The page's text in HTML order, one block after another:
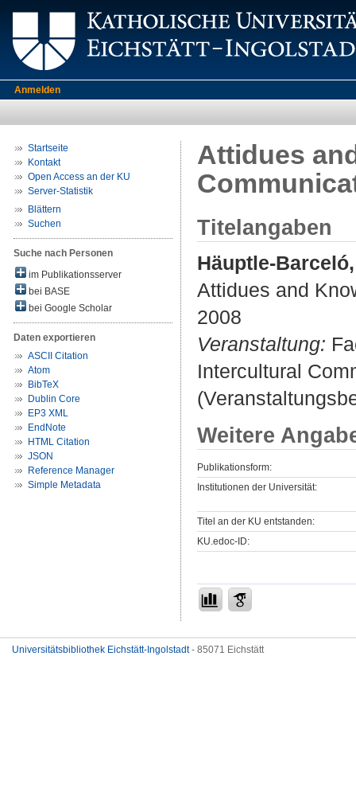
Anmelden
Startseite
Kontakt
Open Access an der KU
Server-Statistik
Blättern
Suchen
Suche nach Personen
im Publikationsserver
bei BASE
bei Google Scholar
Daten exportieren
ASCII Citation
Atom
BibTeX
Dublin Core
EP3 XML
EndNote
HTML Citation
JSON
Reference Manager
Simple Metadata
Attidues
Titelangaben
Häuptle-
Attidues and
2008
Veranstaltung:
Intercultural
Weitere
Publikationsform:
Institutionen der Universität:
Titel an der KU entstanden:
KU.edoc-ID:
Universitätsbibliothek Eichstätt-Ingolstadt- 85071 Eichstätt